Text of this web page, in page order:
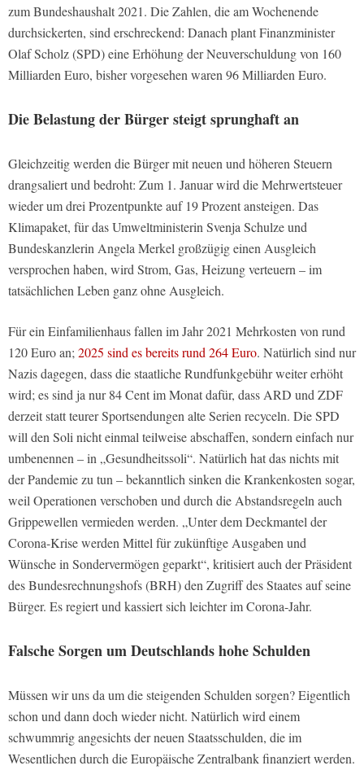
zum Bundeshaushalt 2021. Die Zahlen, die am Wochenende
durchsickerten, sind erschreckend: Danach plant Finanzminister
Olaf Scholz (SPD) eine Erhöhung der Neuverschuldung von 160
Milliarden Euro, bisher vorgesehen waren 96 Milliarden Euro.
Die Belastung der Bürger steigt sprunghaft an
Gleichzeitig werden die Bürger mit neuen und höheren Steuern
drangsaliert und bedroht: Zum 1. Januar wird die Mehrwertsteuer
wieder um drei Prozentpunkte auf 19 Prozent ansteigen. Das
Klimapaket, für das Umweltministerin Svenja Schulze und
Bundeskanzlerin Angela Merkel großzügig einen Ausgleich
versprochen haben, wird Strom, Gas, Heizung verteuern – im
tatsächlichen Leben ganz ohne Ausgleich.
Für ein Einfamilienhaus fallen im Jahr 2021 Mehrkosten von rund
120 Euro an;2025 sind es bereits rund 264 Euro. Natürlich sind nur
Nazis dagegen, dass die staatliche Rundfunkgebühr weiter erhöht
wird; es sind ja nur 84 Cent im Monat dafür, dass ARD und ZDF
derzeit statt teurer Sportsendungen alte Serien recyceln. Die SPD
will den Soli nicht einmal teilweise abschaffen, sondern einfach nur
umbenennen – in „Gesundheitssoli“. Natürlich hat das nichts mit
der Pandemie zu tun – bekanntlich sinken die Krankenkosten sogar,
weil Operationen verschoben und durch die Abstandsregeln auch
Grippewellen vermieden werden. „Unter dem Deckmantel der
Corona-Krise werden Mittel für zukünftige Ausgaben und
Wünsche in Sondervermögen geparkt“, kritisiert auch der Präsident
des Bundesrechnungshofs (BRH) den Zugriff des Staates auf seine
Bürger. Es regiert und kassiert sich leichter im Corona-Jahr.
Falsche Sorgen um Deutschlands hohe Schulden
Müssen wir uns da um die steigenden Schulden sorgen? Eigentlich
schon und dann doch wieder nicht. Natürlich wird einem
schwummrig angesichts der neuen Staatsschulden, die im
Wesentlichen durch die Europäische Zentralbank finanziert werden.